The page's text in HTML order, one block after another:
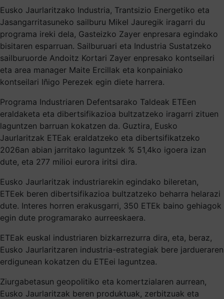
Eusko Jaurlaritzako Industria, Trantsizio Energetiko eta
Jasangarritasuneko sailburu Mikel Jauregik iragarri du
programa ireki dela, Gasteizko Zayer enpresara egindako
bisitaren esparruan. Sailburuari eta Industria Sustatzeko
sailburuorde Andoitz Kortari Zayer enpresako kontseilari
eta area manager Maite Ercillak eta konpainiako
kontseilari Iñigo Perezek egin diete harrera.
Programa Industriaren Defentsarako Taldeak ETEen
eraldaketa eta dibertsifikazioa bultzatzeko iragarri zituen
laguntzen barruan kokatzen da. Guztira, Eusko
Jaurlaritzak ETEak eraldatzeko eta dibertsifikatzeko
2026an abian jarritako laguntzek % 51,4ko igoera izan
dute, eta 277 milioi eurora iritsi dira.
Eusko Jaurlaritzak industriarekin egindako bileretan,
ETEek beren dibertsifikazioa bultzatzeko beharra helarazi
dute. Interes horren erakusgarri, 350 ETEk baino gehiagok
egin dute programarako aurreeskaera.
ETEak euskal industriaren bizkarrezurra dira, eta, beraz,
Eusko Jaurlaritzaren industria-estrategiak bere jardueraren
erdigunean kokatzen du ETEei laguntzea.
Ziurgabetasun geopolitiko eta komertzialaren aurrean,
Eusko Jaurlaritzak beren produktuak, zerbitzuak eta